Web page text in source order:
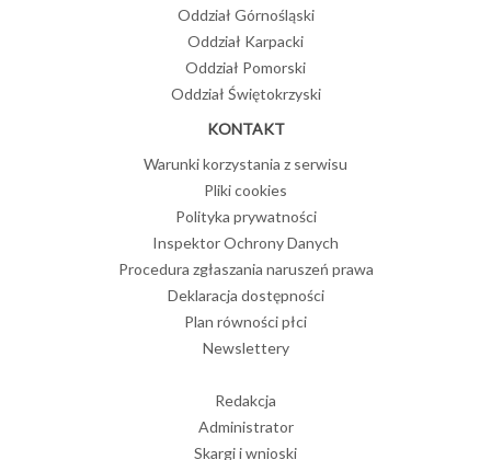
Oddział Górnośląski
Oddział Karpacki
Oddział Pomorski
Oddział Świętokrzyski
KONTAKT
Warunki korzystania z serwisu
Pliki cookies
Polityka prywatności
Inspektor Ochrony Danych
Procedura zgłaszania naruszeń prawa
Deklaracja dostępności
Plan równości płci
Newslettery
Redakcja
Administrator
Skargi i wnioski